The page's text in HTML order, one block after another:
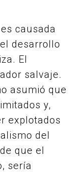
causada
desarrollo
El
salvaje.
asumió que
y,
explotados
del
que el
sería